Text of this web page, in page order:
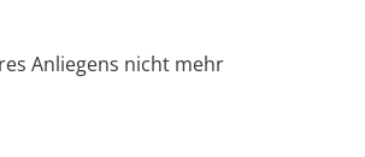
Anliegens nicht mehr